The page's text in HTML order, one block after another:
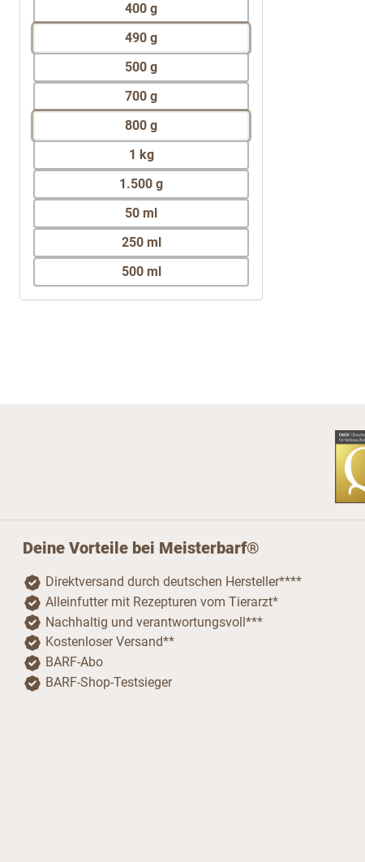
400 g
490 g
500 g
700 g
800 g
1 kg
1.500 g
50 ml
250 ml
500 ml
Deine Vorteile bei Meisterbarf®
Direktversand durch deutschen Hersteller****
Alleinfutter mit Rezepturen vom Tierarzt*
Nachhaltig und verantwortungsvoll***
Kostenloser Versand**
BARF-Abo
BARF-Shop-Testsieger